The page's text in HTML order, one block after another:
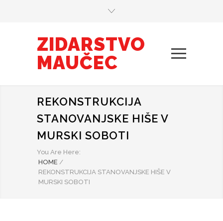
ZIDARSTVO
MAUČEC
REKONSTRUKCIJA
STANOVANJSKE HIŠE V
MURSKI SOBOTI
You Are Here:
HOME /
REKONSTRUKCIJA STANOVANJSKE HIŠE V
MURSKI SOBOTI